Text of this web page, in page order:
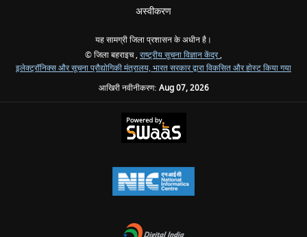
अस्वीकरण
यह सामग्री जिला प्रशासन के अधीन है।
© जिला बहराइच , राष्ट्रीय सूचना विज्ञान केंद्र,
इलेक्ट्रॉनिक्स और सूचना प्रौद्योगिकी मंत्रालय, भारत सरकार द्वारा विकसित और होस्ट किया गया
आखिरी नवीनीकरण: Aug 07, 2026